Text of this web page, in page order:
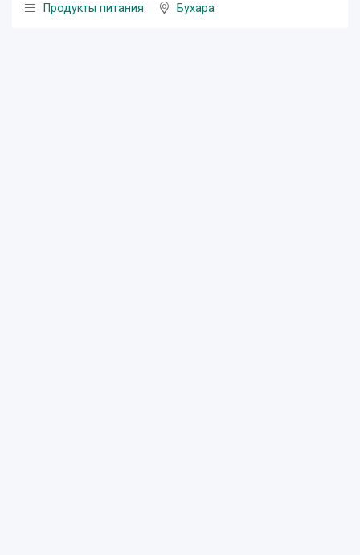
Продукты питания
Бухара